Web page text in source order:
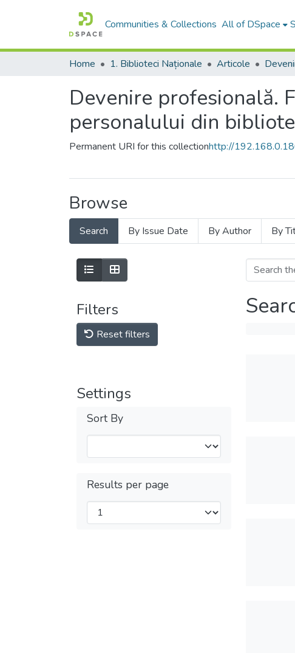
Communities & Collections All of DSpace
Home 1. Biblioteci Naționale Articole
Devenire profesională.
personalului din
Permanent URI for this collectionhttp://
Browse
Search By Issue Date By Author By
Filters
Reset filters
Settings
Sort By
Results per page